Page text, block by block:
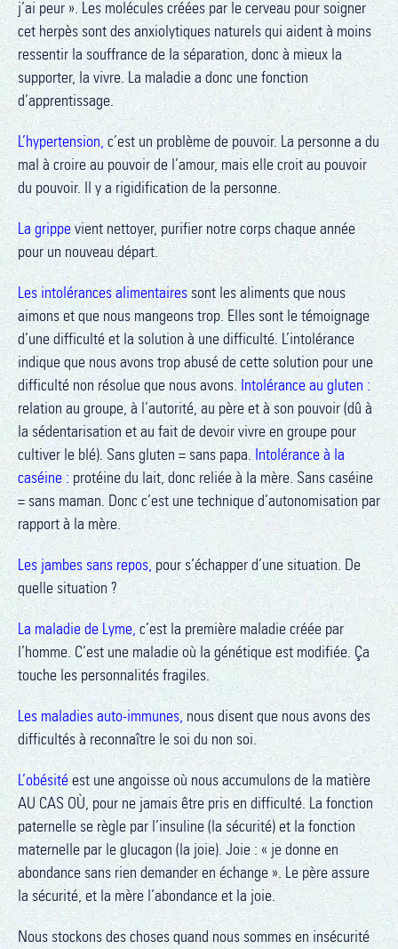
j’ai peur ». Les molécules créées par le cerveau pour soigner
cet herpès sont des anxiolytiques naturels qui aident à moins
ressentir la souffrance de la séparation, donc à mieux la
supporter, la vivre. La maladie a donc une fonction
d’apprentissage.
L’hypertension, c’est un problème de pouvoir. La personne a du
mal à croire au pouvoir de l’amour, mais elle croit au pouvoir
du pouvoir. Il y a rigidification de la personne.
La grippevient nettoyer, purifier notre corps chaque année
pour un nouveau départ.
Les intolérances alimentairessont les aliments que nous
aimons et que nous mangeons trop. Elles sont le témoignage
d’une difficulté et la solution à une difficulté. L’intolérance
indique que nous avons trop abusé de cette solution pour une
difficulté non résolue que nous avons. Intolérance au gluten :
relation au groupe, à l’autorité, au père et à son pouvoir (dû à
la sédentarisation et au fait de devoir vivre en groupe pour
cultiver le blé). Sans gluten = sans papa. Intolérance à la
caséine : protéine du lait, donc reliée à la mère. Sans caséine
= sans maman. Donc c’est une technique d’autonomisation par
rapport à la mère.
Les jambes sans repos, pour s’échapper d’une situation. De
quelle situation ?
La maladie de Lyme, c’est la première maladie créée par
l’homme. C’est une maladie où la génétique est modifiée. Ça
touche les personnalités fragiles.
Les maladies auto-immunes, nous disent que nous avons des
difficultés à reconnaître le soi du non soi.
L’obésitéest une angoisse où nous accumulons de la matière
AU CAS OÙ, pour ne jamais être pris en difficulté. La fonction
paternelle se règle par l’insuline (la sécurité) et la fonction
maternelle par le glucagon (la joie). Joie : « je donne en
abondance sans rien demander en échange ». Le père assure
la sécurité, et la mère l’abondance et la joie.
Nous stockons des choses quand nous sommes en insécurité